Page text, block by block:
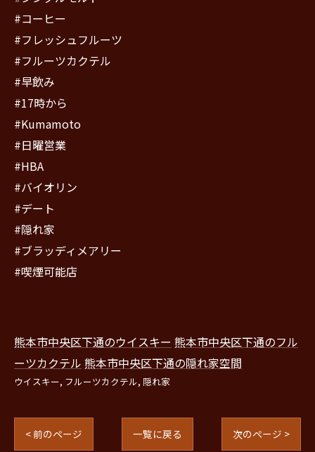
#コーヒー
#フレッシュフルーツ
#フルーツカクテル
#早飲み
#17時から
#Kumamoto
#日曜営業
#HBA
#バイオリン
#デート
#隠れ家
#ブラッディメアリー
#喫煙可能店
熊本市中央区下通のウイスキー 熊本市中央区下通のフル
ーツカクテル 熊本市中央区下通の隠れ家空間
ウイスキー フルーツカクテル 隠れ家
< 前のページ 一覧に戻る 次のページ >